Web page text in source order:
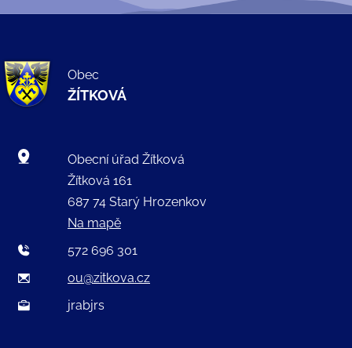
Obec
ŽÍTKOVÁ
Obecní úřad Žítková
Žítková 161
687 74 Starý Hrozenkov
Na mapě
572 696 301
ou@zitkova.cz
jrabjrs